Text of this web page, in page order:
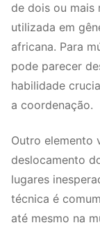
de dois ou mais
utilizada em
africana. Para
pode parecer
habilidade
a coordenação.
Outro elemento
deslocamento
lugares
técnica é
até mesmo na